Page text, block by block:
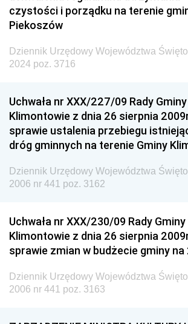
czystości i porządku na terenie
Piekoszów
Dziennik Urzędowy Województwa
2024 poz. 3716
Uchwała nr XXX/227/09 Rady
Klimontowie z dnia 26 sierpnia
sprawie ustalenia przebiegu
dróg gminnych na terenie Gminy
Dziennik Urzędowy Województwa
2006 nr 441 poz. 3162
Uchwała nr XXX/230/09 Rady Gminy
Klimontowie z dnia 26 sierpnia
sprawie zmian w budżecie gminy na
Dziennik Urzędowy Województwa
2006 nr 441 poz. 3163